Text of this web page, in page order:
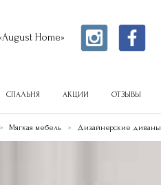
Home»
СПАЛЬНЯ АКЦИИ ОТЗЫВЫ
Мягкая мебель Дизайнерские диваны